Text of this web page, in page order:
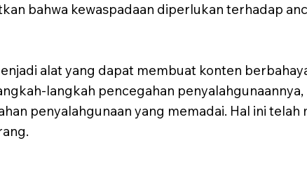
bahwa kewaspadaan diperlukan terhadap
alat yang dapat membuat konten
langkah pencegahan
penyalahgunaan yang memadai. Hal ini